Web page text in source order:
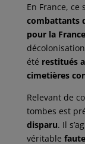
En France, ce
combattants
pour la France
été restitués
cimetières
Relevant de
tombes est
disparu. Il
véritable